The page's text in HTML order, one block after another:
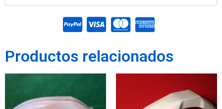
Productos relacionados